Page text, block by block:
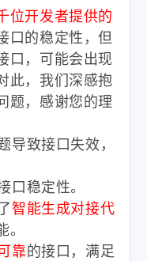
位开发者提供的
口的稳定性，但
口，可能会出现
此，我们深感抱
题，感谢您的理
导致接口失效，
口稳定性。
智能生成对接代
。
靠的接口，满足